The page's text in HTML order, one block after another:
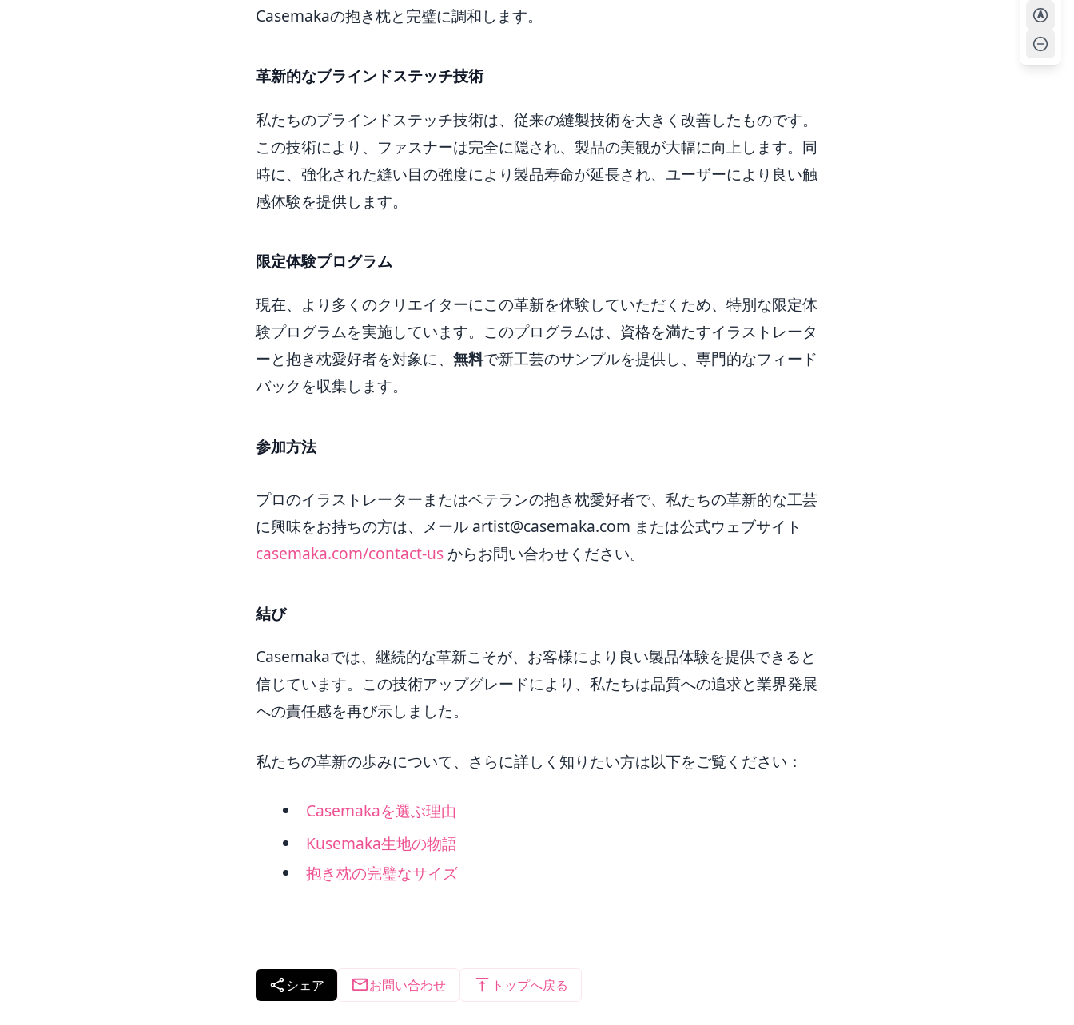
A
Casemakaの抱き枕と完璧に調和します。
革新的なブラインドステッチ技術
私たちのブラインドステッチ技術は、従来の縫製技術を大きく改善したものです。
この技術により、ファスナーは完全に隠され、製品の美観が大幅に向上します。同
時に、強化された縫い目の強度により製品寿命が延長され、ユーザーにより良い触
感体験を提供します。
限定体験プログラム
現在、より多くのクリエイターにこの革新を体験していただくため、特別な限定体
験プログラムを実施しています。このプログラムは、資格を満たすイラストレータ
ーと抱き枕愛好者を対象に、 無料で新工芸のサンプルを提供し、専門的なフィード
バックを収集します。
参加方法
プロのイラストレーターまたはベテランの抱き枕愛好者で、私たちの革新的な工芸
に興味をお持ちの方は、メール artist@casemaka.com または公式ウェブサイト
casemaka.com/contact-us からお問い合わせください。
結び
Casemakaでは、継続的な革新こそが、お客様により良い製品体験を提供できると
信じています。この技術アップグレードにより、私たちは品質への追求と業界発展
への責任感を再び示しました。
私たちの革新の歩みについて、さらに詳しく知りたい方は以下をご覧ください：
Casemakaを選ぶ理由
Kusemaka生地の物語
抱き枕の完璧なサイズ
シェア お問い合わせ トップへ戻る